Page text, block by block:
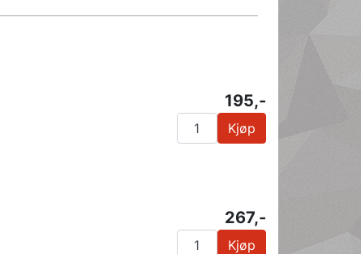
195,-
Kjøp
267,-
Kjøp